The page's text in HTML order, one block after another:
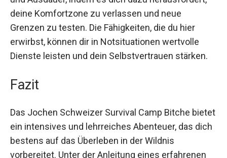
Stärke und Ausdauer, indem es dich dazu
herausfordert, deine Komfortzone zu verlassen
und neue Grenzen zu testen. Die Fähigkeiten, die
du hier erwirbst, können dir in Notsituationen
Selbstvertrauen stärken.
Fazit
Das Jochen Schweizer Survival Camp Bitche
bietet ein intensives und lehrreiches Abenteuer,